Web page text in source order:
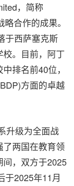
，简称
合作的成果。
于西萨塞克斯
。目前，阿丁
排名前40位，
方面的卓越
升级为全面战
两国在教育领
，双方于2025
于2025年11月